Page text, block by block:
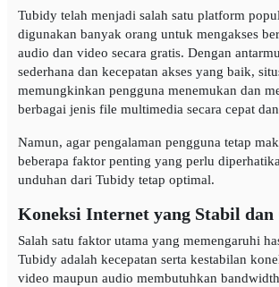
Tubidy telah menjadi salah satu platform
digunakan banyak orang untuk mengakses
audio dan video secara gratis. Dengan
sederhana dan kecepatan akses yang baik,
memungkinkan pengguna menemukan dan
berbagai jenis file multimedia secara cepat
Namun, agar pengalaman pengguna tetap
beberapa faktor penting yang perlu
unduhan dari Tubidy tetap optimal.
Koneksi Internet yang Stabil dan
Salah satu faktor utama yang memengaruhi
Tubidy adalah kecepatan serta kestabilan
video maupun audio membutuhkan